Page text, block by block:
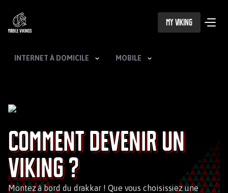
My Viking
INTERNET À DOMICILE MOBILE
Comment devenir un
Viking ?
Montez à bord du drakkar ! Que vous choisissiez une